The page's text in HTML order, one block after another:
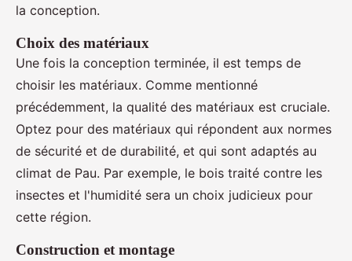
la conception.
Choix des matériaux
Une fois la conception terminée, il est temps de
choisir les matériaux. Comme mentionné
précédemment, la qualité des matériaux est cruciale.
Optez pour des matériaux qui répondent aux normes
de sécurité et de durabilité, et qui sont adaptés au
climat de Pau. Par exemple, le bois traité contre les
insectes et l'humidité sera un choix judicieux pour
cette région.
Construction et montage